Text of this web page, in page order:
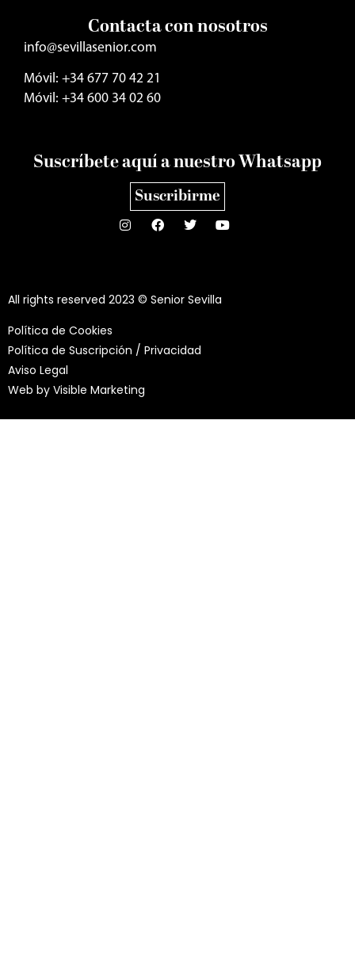
Contacta con nosotros
info@sevillasenior.com
Móvil: +34 677 70 42 21
Móvil: +34 600 34 02 60
Suscríbete aquí a nuestro Whatsapp
Suscribirme
All rights reserved 2023 © Senior Sevilla
Política de Cookies
Política de Suscripción / Privacidad
Aviso Legal
Web by Visible Marketing